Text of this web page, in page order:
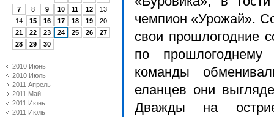
7
8 9 10 11 12
13
14
15 16 17 18 19
20
21
22 23 24 25 26
27
28
29 30
2010 Июнь
2010 Июль
2011 Апрель
2011 Май
2011 Июнь
2011 Июль
чемпион «Урожай».
свои прошлогодние
по
команды
еланцев они
Дважды на